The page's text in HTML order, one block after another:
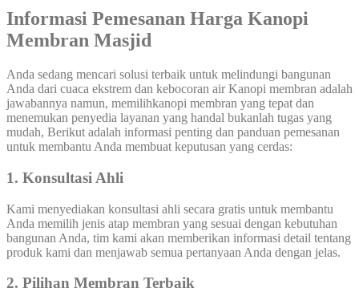
Informasi Pemesanan Harga Kanopi
Membran Masjid
Anda sedang mencari solusi terbaik untuk melindungi bangunan
Anda dari cuaca ekstrem dan kebocoran air Kanopi membran adalah
jawabannya namun, memilihkanopi membran yang tepat dan
menemukan penyedia layanan yang handal bukanlah tugas yang
mudah, Berikut adalah informasi penting dan panduan pemesanan
untuk membantu Anda membuat keputusan yang cerdas:
1. Konsultasi Ahli
Kami menyediakan konsultasi ahli secara gratis untuk membantu
Anda memilih jenis atap membran yang sesuai dengan kebutuhan
bangunan Anda, tim kami akan memberikan informasi detail tentang
produk kami dan menjawab semua pertanyaan Anda dengan jelas.
2. Pilihan Membran Terbaik